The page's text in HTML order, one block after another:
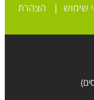
שימוש | הצהרת